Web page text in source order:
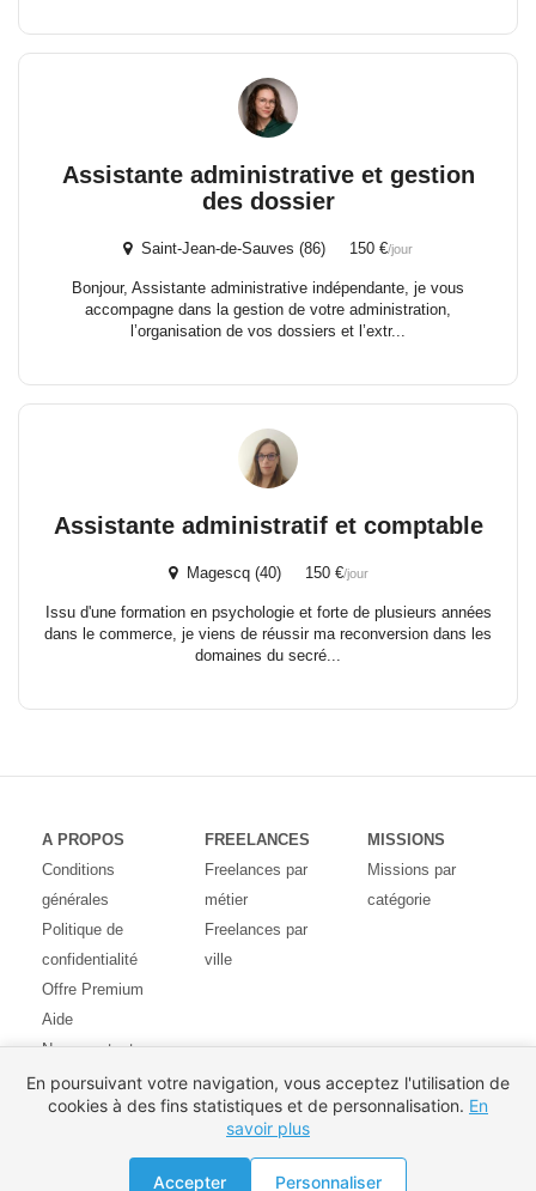
Assistante administrative et gestion
des dossier
Saint-Jean-de-Sauves (86) 150 €/jour
Bonjour, Assistante administrative indépendante, je vous
accompagne dans la gestion de votre administration,
l’organisation de vos dossiers et l’extr...
Assistante administratif et comptable
Magescq (40) 150 €/jour
Issu d'une formation en psychologie et forte de plusieurs années
dans le commerce, je viens de réussir ma reconversion dans les
domaines du secré...
Proposer une mission
A PROPOS
Conditions
générales
Politique de
confidentialité
Offre Premium
Aide
Nous contacter
Avis des
utilisateurs
FREELANCES
Freelances par
métier
Freelances par
ville
MISSIONS
Missions par
catégorie
En poursuivant votre navigation, vous acceptez l'utilisation de
cookies à des fins statistiques et de personnalisation. En
savoir plus
Accepter Personnaliser